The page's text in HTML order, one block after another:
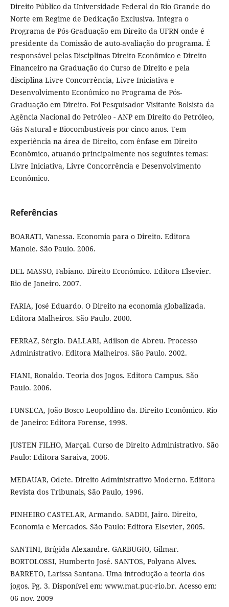
Direito Público da Universidade Federal do Rio Grande do
Norte em Regime de Dedicação Exclusiva. Integra o
Programa de Pós-Graduação em Direito da UFRN onde é
presidente da Comissão de auto-avaliação do programa. É
responsável pelas Disciplinas Direito Econômico e Direito
Financeiro na Graduação do Curso de Direito e pela
disciplina Livre Concorrência, Livre Iniciativa e
Desenvolvimento Econômico no Programa de Pós-
Graduação em Direito. Foi Pesquisador Visitante Bolsista da
Agência Nacional do Petróleo - ANP em Direito do Petróleo,
Gás Natural e Biocombustíveis por cinco anos. Tem
experiência na área de Direito, com ênfase em Direito
Econômico, atuando principalmente nos seguintes temas:
Livre Iniciativa, Livre Concorrência e Desenvolvimento
Econômico.
Referências
BOARATI, Vanessa. Economia para o Direito. Editora
Manole. São Paulo. 2006.
DEL MASSO, Fabiano. Direito Econômico. Editora Elsevier.
Rio de Janeiro. 2007.
FARIA, José Eduardo. O Direito na economia globalizada.
Editora Malheiros. São Paulo. 2000.
FERRAZ, Sérgio. DALLARI, Adilson de Abreu. Processo
Administrativo. Editora Malheiros. São Paulo. 2002.
FIANI, Ronaldo. Teoria dos Jogos. Editora Campus. São
Paulo. 2006.
FONSECA, João Bosco Leopoldino da. Direito Econômico. Rio
de Janeiro: Editora Forense, 1998.
JUSTEN FILHO, Marçal. Curso de Direito Administrativo. São
Paulo: Editora Saraiva, 2006.
MEDAUAR, Odete. Direito Administrativo Moderno. Editora
Revista dos Tribunais, São Paulo, 1996.
PINHEIRO CASTELAR, Armando. SADDI, Jairo. Direito,
Economia e Mercados. São Paulo: Editora Elsevier, 2005.
SANTINI, Brígida Alexandre. GARBUGIO, Gilmar.
BORTOLOSSI, Humberto José. SANTOS, Polyana Alves.
BARRETO, Larissa Santana. Uma introdução a teoria dos
jogos. Pg. 3. Disponível em: www.mat.puc-rio.br. Acesso em:
06 nov. 2009